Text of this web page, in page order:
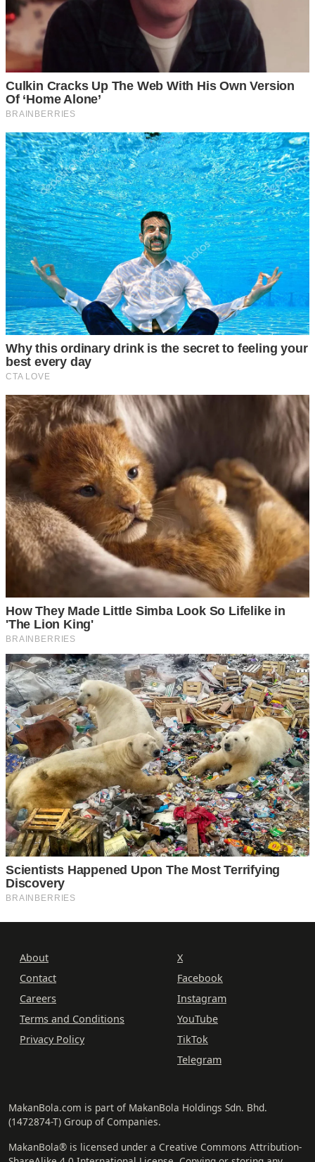
About
Contact
Careers
Terms and Conditions
Privacy Policy
X
Facebook
Instagram
YouTube
TikTok
Telegram
MakanBola.com is part of MakanBola Holdings Sdn. Bhd.
(1472874-T) Group of Companies.
MakanBola® is licensed under a Creative Commons Attribution-